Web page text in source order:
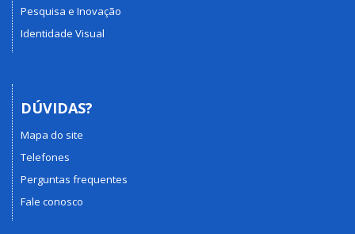
Pesquisa e Inovação
Identidade Visual
DÚVIDAS?
Mapa do site
Telefones
Perguntas frequentes
Fale conosco